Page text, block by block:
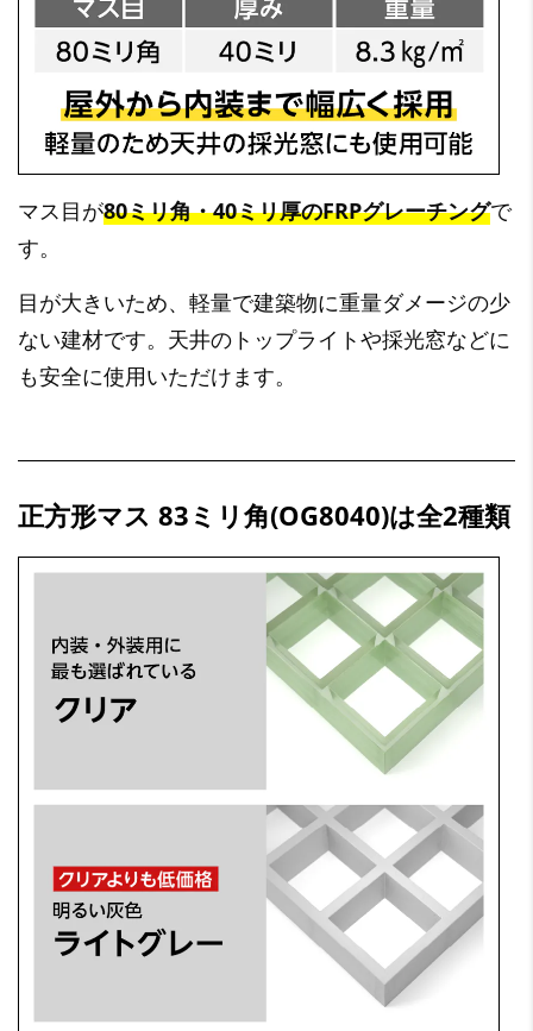
マス目が80ミリ角・40ミリ厚のFRPグレーチングで
す。
目が大きいため、軽量で建築物に重量ダメージの少
ない建材です。天井のトップライトや採光窓などに
も安全に使用いただけます。
正方形マス 83ミリ角(OG8040)は全2種類